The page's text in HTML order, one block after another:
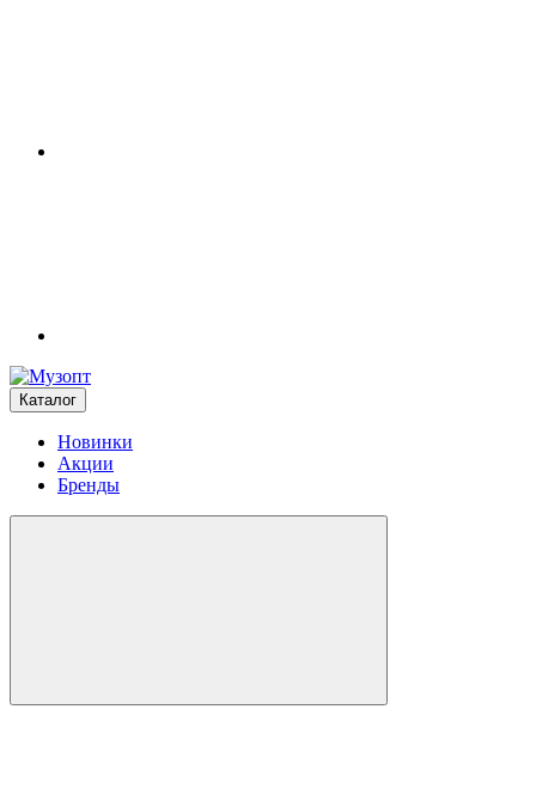
Каталог
Новинки
Акции
Бренды